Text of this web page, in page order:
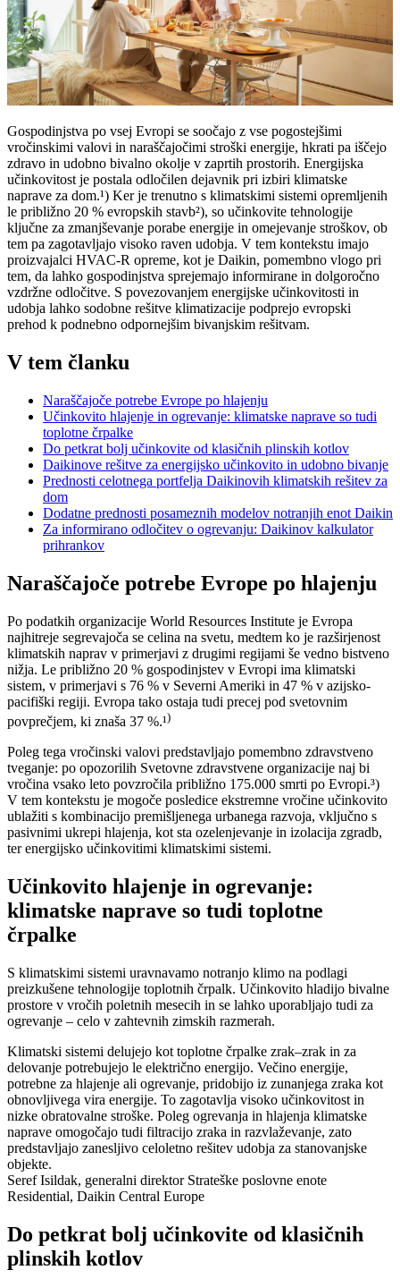
Gospodinjstva po vsej Evropi se soočajo z vse pogostejšimi
vročinskimi valovi in naraščajočimi stroški energije, hkrati pa iščejo
zdravo in udobno bivalno okolje v zaprtih prostorih. Energijska
učinkovitost je postala odločilen dejavnik pri izbiri klimatske
naprave za dom.¹) Ker je trenutno s klimatskimi sistemi opremljenih
le približno 20 % evropskih stavb²), so učinkovite tehnologije
ključne za zmanjševanje porabe energije in omejevanje stroškov, ob
tem pa zagotavljajo visoko raven udobja. V tem kontekstu imajo
proizvajalci HVAC-R opreme, kot je Daikin, pomembno vlogo pri
tem, da lahko gospodinjstva sprejemajo informirane in dolgoročno
vzdržne odločitve. S povezovanjem energijske učinkovitosti in
udobja lahko sodobne rešitve klimatizacije podprejo evropski
prehod k podnebno odpornejšim bivanjskim rešitvam.
V tem članku
Naraščajoče potrebe Evrope po hlajenju
Učinkovito hlajenje in ogrevanje: klimatske naprave so tudi
toplotne črpalke
Do petkrat bolj učinkovite od klasičnih plinskih kotlov
Daikinove rešitve za energijsko učinkovito in udobno bivanje
Prednosti celotnega portfelja Daikinovih klimatskih rešitev za
dom
Dodatne prednosti posameznih modelov notranjih enot Daikin
Za informirano odločitev o ogrevanju: Daikinov kalkulator
prihrankov
Naraščajoče potrebe Evrope po hlajenju
Po podatkih organizacije World Resources Institute je Evropa
najhitreje segrevajoča se celina na svetu, medtem ko je razširjenost
klimatskih naprav v primerjavi z drugimi regijami še vedno bistveno
nižja. Le približno 20 % gospodinjstev v Evropi ima klimatski
sistem, v primerjavi s 76 % v Severni Ameriki in 47 % v azijsko-
pacifiški regiji. Evropa tako ostaja tudi precej pod svetovnim
povprečjem, ki znaša 37 %.¹)
Poleg tega vročinski valovi predstavljajo pomembno zdravstveno
tveganje: po opozorilih Svetovne zdravstvene organizacije naj bi
vročina vsako leto povzročila približno 175.000 smrti po Evropi.³)
V tem kontekstu je mogoče posledice ekstremne vročine učinkovito
ublažiti s kombinacijo premišljenega urbanega razvoja, vključno s
pasivnimi ukrepi hlajenja, kot sta ozelenjevanje in izolacija zgradb,
ter energijsko učinkovitimi klimatskimi sistemi.
Učinkovito hlajenje in ogrevanje:
klimatske naprave so tudi toplotne
črpalke
S klimatskimi sistemi uravnavamo notranjo klimo na podlagi
preizkušene tehnologije toplotnih črpalk. Učinkovito hladijo bivalne
prostore v vročih poletnih mesecih in se lahko uporabljajo tudi za
ogrevanje – celo v zahtevnih zimskih razmerah.
Klimatski sistemi delujejo kot toplotne črpalke zrak–zrak in za
delovanje potrebujejo le električno energijo. Večino energije,
potrebne za hlajenje ali ogrevanje, pridobijo iz zunanjega zraka kot
obnovljivega vira energije. To zagotavlja visoko učinkovitost in
nizke obratovalne stroške. Poleg ogrevanja in hlajenja klimatske
naprave omogočajo tudi filtracijo zraka in razvlaževanje, zato
predstavljajo zanesljivo celoletno rešitev udobja za stanovanjske
objekte.
Seref Isildak, generalni direktor Strateške poslovne enote
Residential, Daikin Central Europe
Do petkrat bolj učinkovite od klasičnih
plinskih kotlov